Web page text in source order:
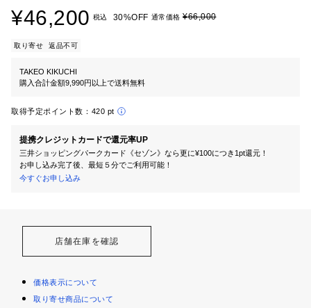
¥46,200 税込 30%OFF 通常価格 ¥66,000
取り寄せ 返品不可
TAKEO KIKUCHI
購入合計金額9,990円以上で送料無料
取得予定ポイント数： 420 pt
提携クレジットカードで還元率UP
三井ショッピングパークカード《セゾン》なら更に¥100につき1pt還元！
お申し込み完了後、最短５分でご利用可能！
今すぐお申し込み
店舗在庫を確認
価格表示について
取り寄せ商品について